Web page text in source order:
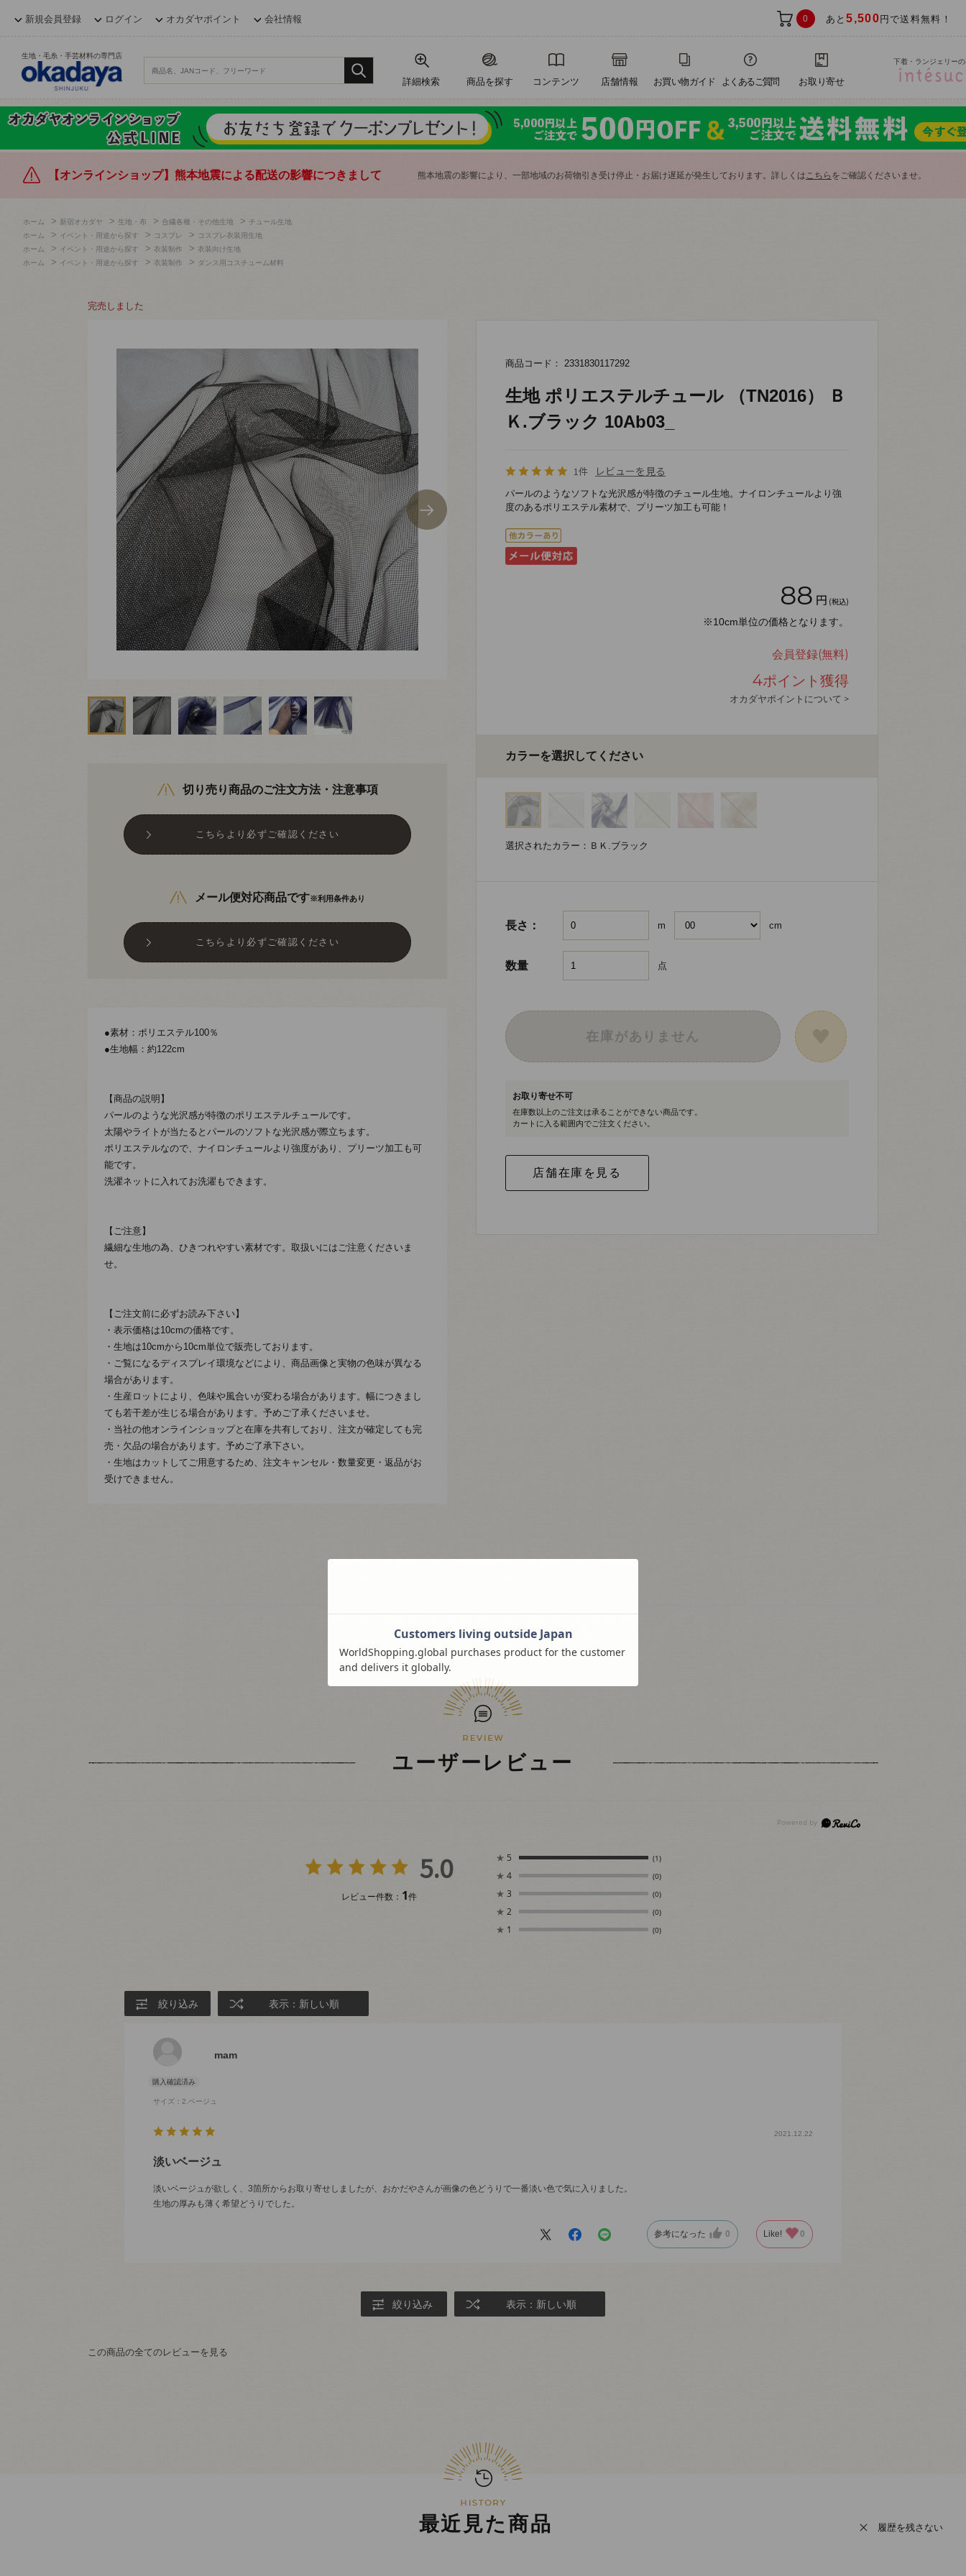
新規会員登録 ログイン オカダヤポイント 会社情報 0 あと5,500 円で送料無料！
生地・毛糸・手芸材料の専門店
詳細検索 商品を探す コンテンツ 店舗情報 お買い物ガイド よくあるご質問 お取り寄せ
下着・ランジェリー
【オンラインショップ】熊本地震による配送の影響につきまして 熊本地震の影響により、一部地域のお荷物引き受け停止・お届け遅延が発生しております。詳しくはこちら をご確認くださいませ。
ホーム > 新宿オカダヤ > 生地・布 > 合繊各種・その他生地 > チュール生地
ホーム
> イベント・用途から探す > コスプレ >
コスプレ衣装用生地
ホーム
> イベント・用途から探す > 衣装制作 > 衣装向け生地
ホーム
> イベント・用途から探す > 衣装制作 > ダンス用コスチューム材料
完売しました
切り売り商品のご注文方法・注意事項
こちらより必ずご確認ください
メール便対応商品です※利用条件あり
こちらより必ずご確認ください
●素材：ポリエステル100％
●生地幅：約122cm
【商品の説明】
パールのような光沢感が特徴のポリエステルチュールです。
太陽やライトが当たるとパールのソフトな光沢感が際立ちます。
ポリエステルなので、ナイロンチュールより強度があり、プリーツ加工も可
能です。
洗濯ネットに入れてお洗濯もできます。
【ご注意】
繊細な生地の為、ひきつれやすい素材です。取扱いにはご注意くださいま
せ。
【ご注文前に必ずお読み下さい】
・表示価格は10cmの価格です。
・生地は10cmから10cm単位で販売しております。
・ご覧になるディスプレイ環境などにより、商品画像と実物の色味が異なる
場合があります。
・生産ロットにより、色味や風合いが変わる場合があります。幅につきまし
ても若干差が生じる場合があります。予めご了承くださいませ。
・当社の他オンラインショップと在庫を共有しており、注文が確定しても完
売・欠品の場合があります。予めご了承下さい。
・生地はカットしてご用意するため、注文キャンセル・数量変更・返品がお
受けできません。
商品コード： 2331830117292
生地 ポリエステルチュール （TN2016） Ｂ
Ｋ.ブラック 10Ab03_
1件 レビューを見る
パールのようなソフトな光沢感が特徴のチュール生地。ナイロンチュールより強
度のあるポリエステル素材で、プリーツ加工も可能！
88 円 (税込)
※10cm単位の価格となります。
会員登録(無料)
4ポイント獲得
オカダヤポイントについて >
カラーを選択してください
選択されたカラー：ＢＫ.ブラック
長さ： m cm
数量 点
在庫がありません
お取り寄せ不可
在庫数以上のご注文は承ることができない商品です。
カートに入る範囲内でご注文ください。
ユーザーレビュー
5.0
レビュー件数： 1件
★ 5 (1)
★ 4 (0)
★ 3 (0)
★ 2 (0)
★ 1 (0)
絞り込み 表示：新しい順
mam
サイズ：2.ベージュ
2021.12.22
淡いベージュ
淡いベージュが欲しく、3箇所からお取り寄せしましたが、おかだやさんが画像の色どうりで一番淡い色で気に入りました。
生地の厚みも薄く希望どうりでした。
参考になった 0 Like! 0
絞り込み 表示：新しい順
この商品の全てのレビューを見る
最近見た商品 履歴を残さない